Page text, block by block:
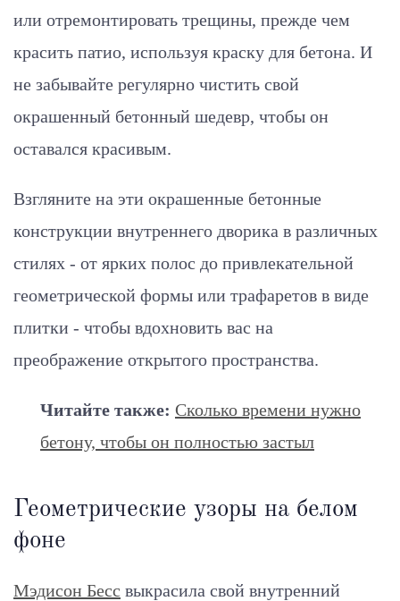
или отремонтировать трещины, прежде чем
красить патио, используя краску для бетона. И
не забывайте регулярно чистить свой
окрашенный бетонный шедевр, чтобы он
оставался красивым.
Взгляните на эти окрашенные бетонные
конструкции внутреннего дворика в различных
стилях - от ярких полос до привлекательной
геометрической формы или трафаретов в виде
плитки - чтобы вдохновить вас на
преображение открытого пространства.
Читайте также: Сколько времени нужно
бетону, чтобы он полностью застыл
Геометрические узоры на белом
фоне
Мэдисон Бесс выкрасила свой внутренний